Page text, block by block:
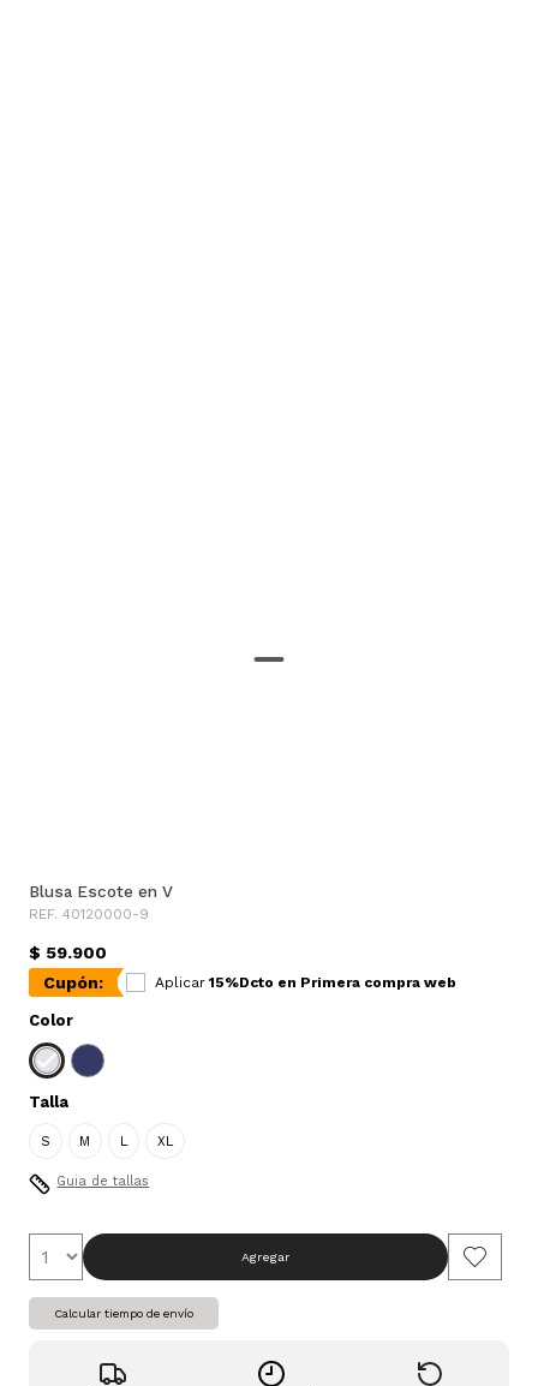
Blusa Escote en V
REF. 40120000-9
$ 59.900
Cupón:
Aplicar 15%Dcto en Primera compra web
Color
Talla
S M L XL
Guia de tallas
Agregar
Calcular tiempo de envío